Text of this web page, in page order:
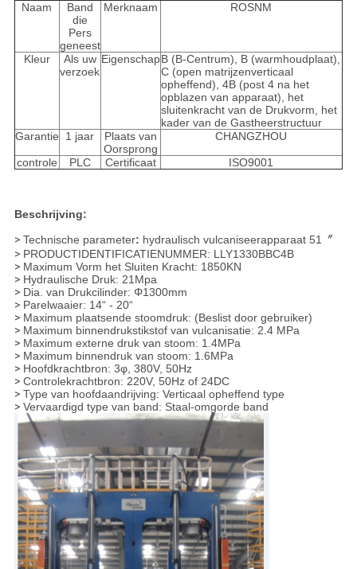
Naam
Band
die
Pers
geneest
Merknaam ROSNM
Kleur
Als uw
verzoek
EigenschapB (B-Centrum), B (warmhoudplaat),
C (open matrijzenverticaal
opheffend), 4B (post 4 na het
opblazen van apparaat), het
sluitenkracht van de Drukvorm, het
kader van de Gastheerstructuur
Garantie
1 jaar
Plaats van
Oorsprong
CHANGZHOU
controle PLC Certificaat ISO9001
Beschrijving:
> Technische parameter: hydraulisch vulcaniseerapparaat 51〞
> PRODUCTIDENTIFICATIENUMMER: LLY1330BBC4B
> Maximum Vorm het Sluiten Kracht: 1850KN
> Hydraulische Druk: 21Mpa
> Dia. van Drukcilinder: Φ1300mm
> Parelwaaier: 14“ - 20“
> Maximum plaatsende stoomdruk: (Beslist door gebruiker)
> Maximum binnendrukstikstof van vulcanisatie: 2.4 MPa
> Maximum externe druk van stoom: 1.4MPa
> Maximum binnendruk van stoom: 1.6MPa
> Hoofdkrachtbron: 3φ, 380V, 50Hz
> Controlekrachtbron: 220V, 50Hz of 24DC
> Type van hoofdaandrijving: Verticaal opheffend type
> Vervaardigd type van band: Staal-omgorde band